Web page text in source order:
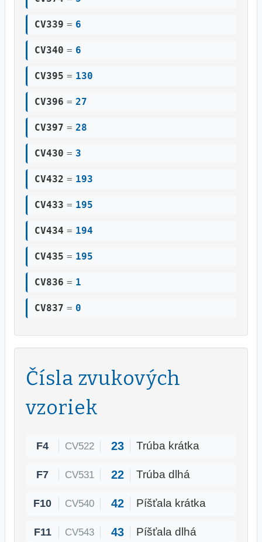
CV339 = 6
CV340 = 6
CV395 = 130
CV396 = 27
CV397 = 28
CV430 = 3
CV432 = 193
CV433 = 195
CV434 = 194
CV435 = 195
CV836 = 1
CV837 = 0
Čísla zvukových
vzoriek
F4 CV522 23 Trúba krátka
F7 CV531 22 Trúba dlhá
F10 CV540 42 Píšťala krátka
F11 CV543 43 Píšťala dlhá